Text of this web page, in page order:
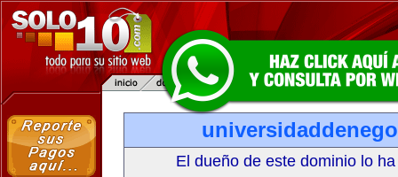
El dueño de este dominio lo